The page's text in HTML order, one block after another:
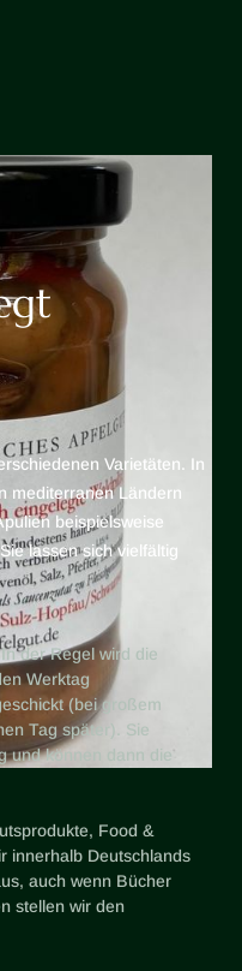
Varietäten. In
mediterranen Ländern
beispielsweise
lassen sich vielfältig
der Regel wird die
Werktag
(bei großem
Tag später). Sie
und können dann die
Food &
innerhalb Deutschlands
auch wenn Bücher
stellen wir den